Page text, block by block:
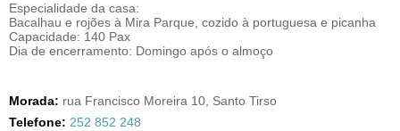
Especialidade da casa:
Bacalhau e rojões à Mira Parque, cozido à portuguesa e picanha
Capacidade: 140 Pax
Dia de encerramento: Domingo após o almoço
Morada: rua Francisco Moreira 10, Santo Tirso
Telefone: 252 852 248